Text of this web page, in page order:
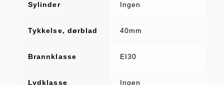
Sylinder Ingen
Tykkelse, dørblad 40mm
Brannklasse EI30
Lydklasse Ingen